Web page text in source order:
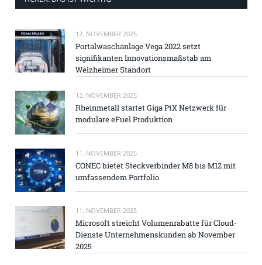
12. NOVEMBER 2025
Portalwaschanlage Vega 2022 setzt
signifikanten Innovationsmaßstab am
Welzheimer Standort
12. NOVEMBER 2025
Rheinmetall startet Giga PtX Netzwerk für
modulare eFuel Produktion
11. NOVEMBER 2025
CONEC bietet Steckverbinder M8 bis M12 mit
umfassendem Portfolio
11. NOVEMBER 2025
Microsoft streicht Volumenrabatte für Cloud-
Dienste Unternehmenskunden ab November
2025